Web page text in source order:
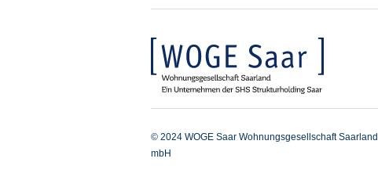
© 2024 WOGE Saar Wohnungsgesellschaft Saarland
mbH